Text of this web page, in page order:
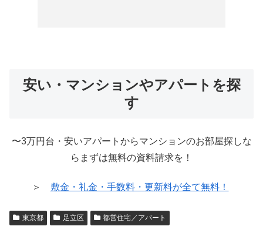
安い・マンションやアパートを探
す
〜3万円台・安いアパートからマンションのお部屋探しな
らまずは無料の資料請求を！
＞ 敷金・礼金・手数料・更新料が全て無料！
東京都 足立区 都営住宅／アパート